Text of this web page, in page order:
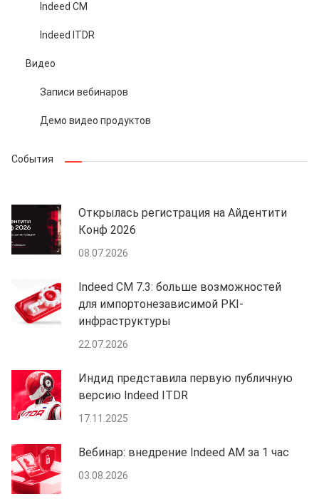
Indeed CM
Indeed ITDR
Видео
Записи вебинаров
Демо видео продуктов
События
Открылась регистрация на Айдентити
Конф 2026
08.07.2026
Indeed CM 7.3: больше возможностей
для импортонезависимой PKI-
инфраструктуры
22.07.2026
Индид представила первую публичную
версию Indeed ITDR
17.11.2025
Вебинар: внедрение Indeed AM за 1 час
03.08.2026